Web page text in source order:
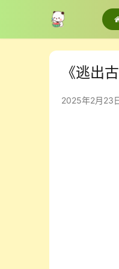
《逃出
2025年2月23